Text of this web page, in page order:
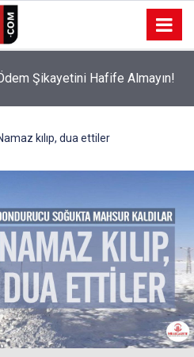
Şikayetini Hafife Almayın!
kılıp, dua ettiler